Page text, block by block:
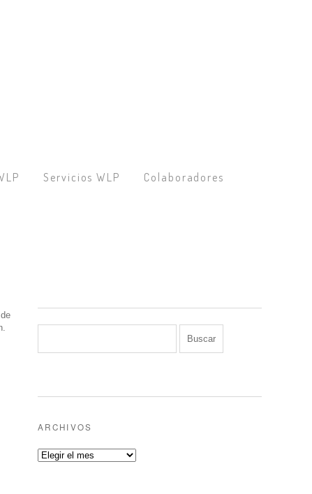
Servicios WLP
Colaboradores
ARCHIVOS